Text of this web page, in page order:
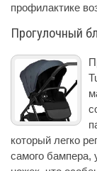
профилактике
Прогулочный
который легко
самого бампера,